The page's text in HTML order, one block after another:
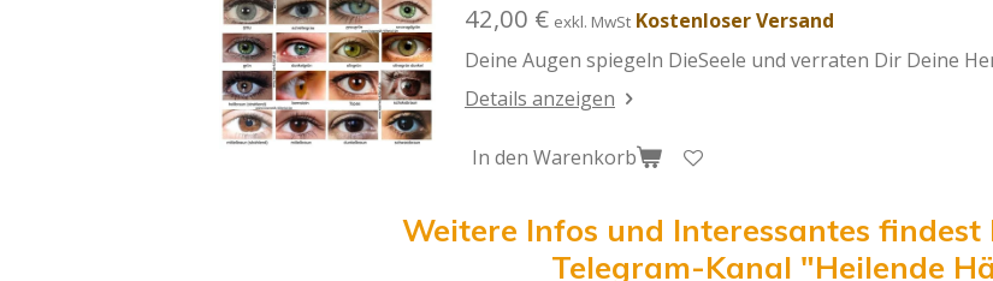
42,00 € exkl. MwSt Kostenloser Versand
Deine Augen spiegeln DieSeele und verraten Dir Deine
Details anzeigen
In den Warenkorb
Weitere Infos und Interessantes findest
Telegram-Kanal "Heilende